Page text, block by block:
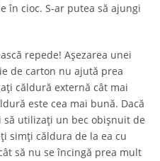
în cioc. S-ar putea să ajungi
repede! Așezarea unei
de carton nu ajută prea
căldură externă cât mai
este cea mai bună. Dacă
utilizați un bec obișnuit de
simți căldura de la ea cu
să nu se încingă prea mult